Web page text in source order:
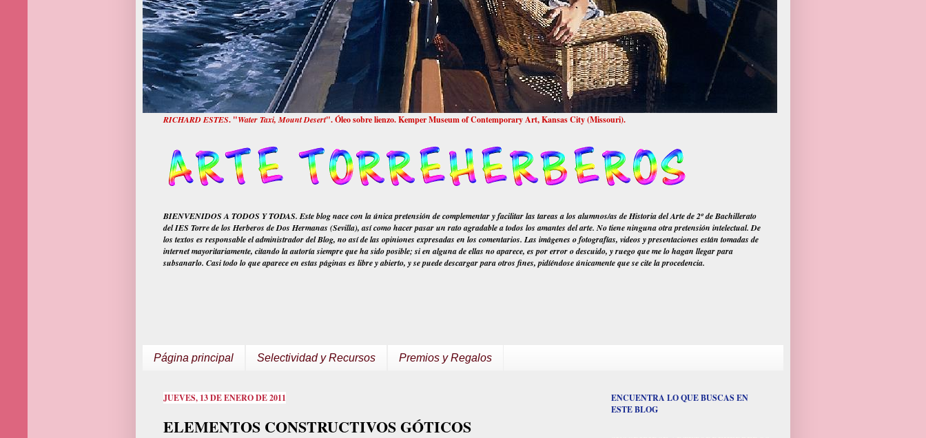
RICHARD ESTES. "Water Taxi, Mount Desert". Óleo sobre lienzo.Kemper Museum of Contemporary Art, Kansas City (Missouri).
BIENVENIDOS A TODOS Y TODAS. Este blog nace con la única pretensión de complementar y facilitar las tareas a los alumnos/as de Historia del Arte de 2º de Bachillerato
del IES Torre de los Herberos de Dos Hermanas (Sevilla), así como hacer pasar un rato agradable a todos los amantes del arte. No tiene ninguna otra pretensión intelectual. De
los textos es responsable el administrador del Blog, no así de las opiniones expresadas en los comentarios. Las imágenes o fotografías, videos y presentaciones están tomadas de
internet mayoritariamente, citando la autoría siempre que ha sido posible; si en alguna de ellas no aparece, es por error o descuido, y ruego que me lo hagan llegar para
subsanarlo. Casi todo lo que aparece en estas páginas es libre y abierto, y se puede descargar para otros fines, pidíéndose únicamente que se cite la procedencia.
Página principal Selectividad y Recursos Premios y Regalos
JUEVES, 13 DE ENERO DE 2011
ELEMENTOS CONSTRUCTIVOS GÓTICOS
ENCUENTRA LO QUE BUSCAS EN
ESTE BLOG